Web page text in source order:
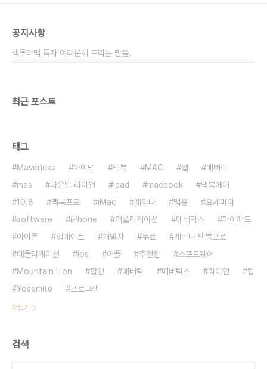
공지사항
백투더맥 독자 여러분께 드리는 말씀.
최근 포스트
태그
Mavericks 아이맥 맥북 MAC 앱
메버릭
mas
마운틴 라이언 ipad macbook
맥북에어
10.8
맥북프로 iMac 레티나 맥용
요세미티
software
iPhone 어플리케이션 메버릭스
아이패드
아이폰
업데이트 개발자 무료
레티나 맥북프로
애플리케이션
ios 어플 추천팁
소프트웨어
Mountain Lion
할인 매버릭 매버릭스 라이언
팁
Yosemite
프로그램
더보기
검색